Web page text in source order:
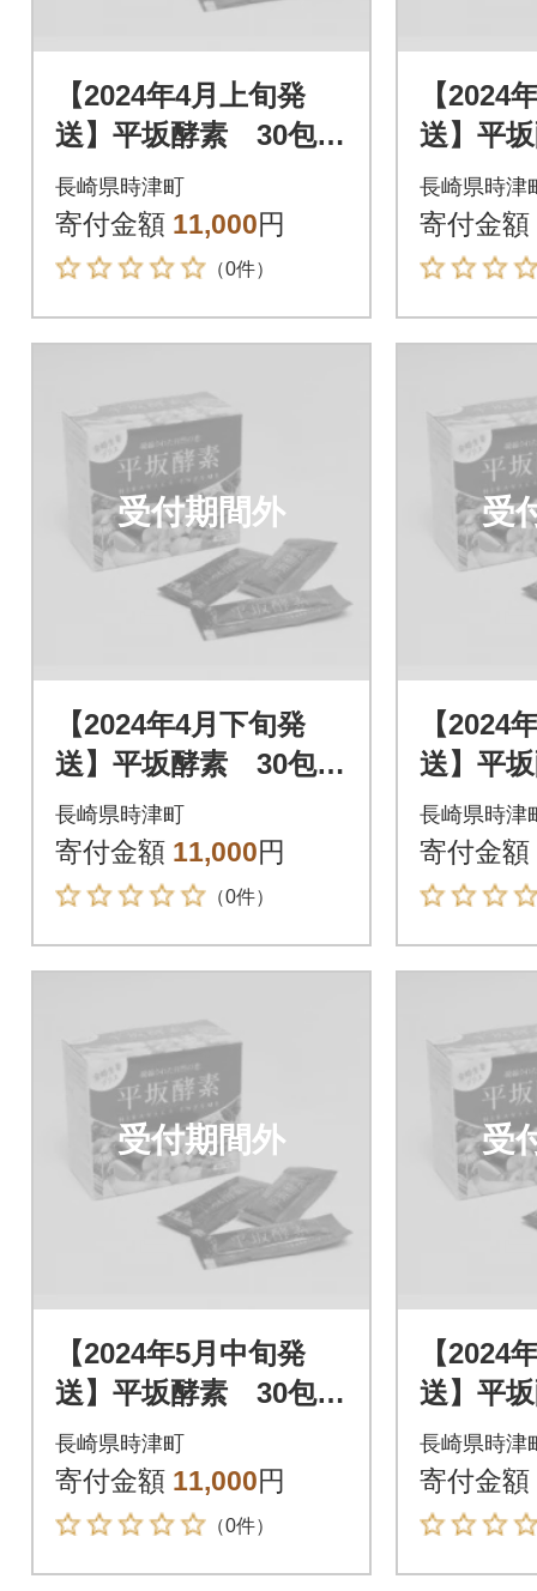
【2024年4月上旬発
送】平坂酵素 30包入
り
長崎県時津町
寄付金額 11,000円
（0件）
【2024
送】平
り
長崎県時津
寄付金額
受付期間外
【2024年4月下旬発
送】平坂酵素 30包入
り
長崎県時津町
寄付金額 11,000円
（0件）
受
【2024
送】平
り
長崎県時津
寄付金額
受付期間外
【2024年5月中旬発
送】平坂酵素 30包入
り
長崎県時津町
寄付金額 11,000円
（0件）
受
【2024
送】平
り
長崎県時津
寄付金額